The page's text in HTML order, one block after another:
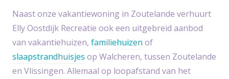
Naast onze vakantiewoning in Zoutelande verhuurt
Elly Oostdijk Recreatie ook een uitgebreid aanbod
van vakantiehuizen, familiehuizen of
slaapstrandhuisjes op Walcheren, tussen Zoutelande
en Vlissingen. Allemaal op loopafstand van het